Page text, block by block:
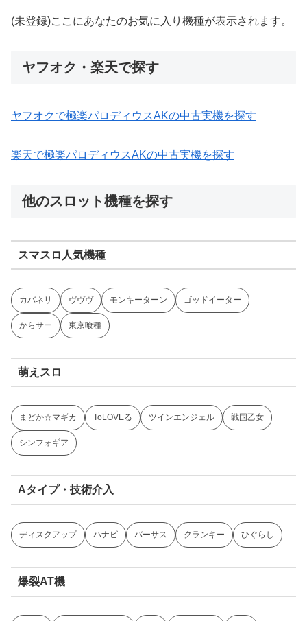
(未登録)ここにあなたのお気に入り機種が表示されます。
ヤフオク・楽天で探す
ヤフオクで極楽パロディウスAKの中古実機を探す
楽天で極楽パロディウスAKの中古実機を探す
他のスロット機種を探す
スマスロ人気機種
カバネリ ヴヴヴ モンキーターン ゴッドイーター
からサー 東京喰種
萌えスロ
まどか☆マギカ ToLOVEる ツインエンジェル 戦国乙女
シンフォギア
Aタイプ・技術介入
ディスクアップ ハナビ バーサス クランキー ひぐらし
爆裂AT機